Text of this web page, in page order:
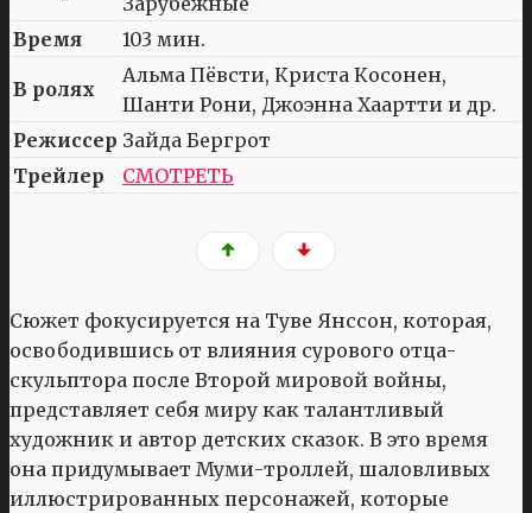
Время
103 мин.
В ролях
Альма Пёвсти, Криста Косонен,
Шанти Рони, Джоэнна Хаартти и др.
Режиссер Зайда Бергрот
Трейлер
СМОТРЕТЬ
Сюжет фокусируется на Туве Янссон, которая,
освободившись от влияния сурового отца-
скульптора после Второй мировой войны,
представляет себя миру как талантливый
художник и автор детских сказок. В это время
она придумывает Муми-троллей, шаловливых
иллюстрированных персонажей, которые